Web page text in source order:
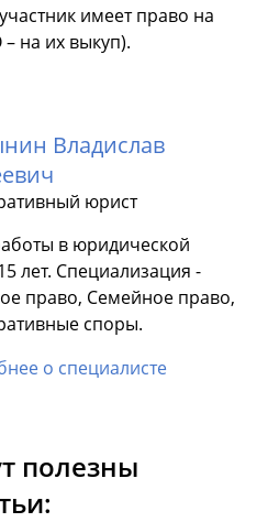
имеет право на
на их выкуп).
Владислав
юрист
в юридической
лет. Специализация -
право, Семейное право,
споры.
о специалисте
полезны